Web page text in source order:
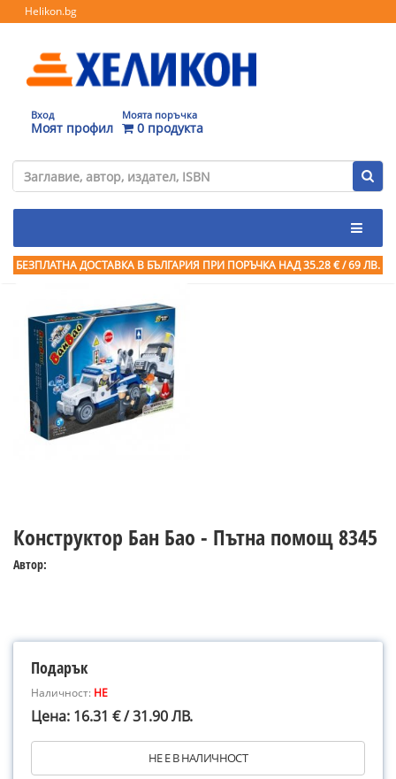
Helikon.bg
Вход
Моят профил
Моята поръчка
0 продукта
БЕЗПЛАТНА ДОСТАВКА В БЪЛГАРИЯ ПРИ ПОРЪЧКА НАД 35.28 € / 69 ЛВ.
Конструктор Бан Бао - Пътна помощ 8345
Автор:
Подарък
Наличност: НЕ
Цена: 16.31 € / 31.90 ЛВ.
НЕ Е В НАЛИЧНОСТ